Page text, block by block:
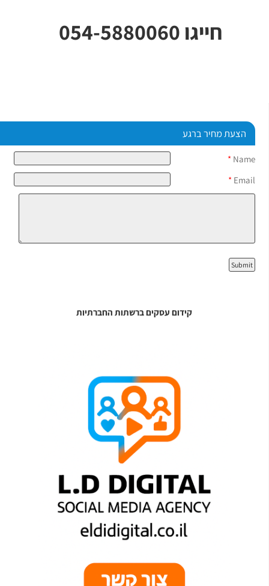
חייגו 054-5880060
הצעת מחיר ברגע
Name
*
Email
*
קידום עסקים ברשתות החברתיות